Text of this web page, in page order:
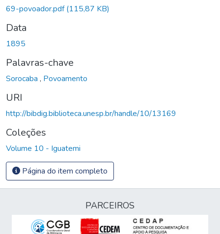
69-povoador.pdf(115,87 KB)
Data
1895
Palavras-chave
Sorocaba , Povoamento
URI
http://bibdig.biblioteca.unesp.br/handle/10/13169
Coleções
Volume 10 - Iguatemi
Página do item completo
PARCEIROS